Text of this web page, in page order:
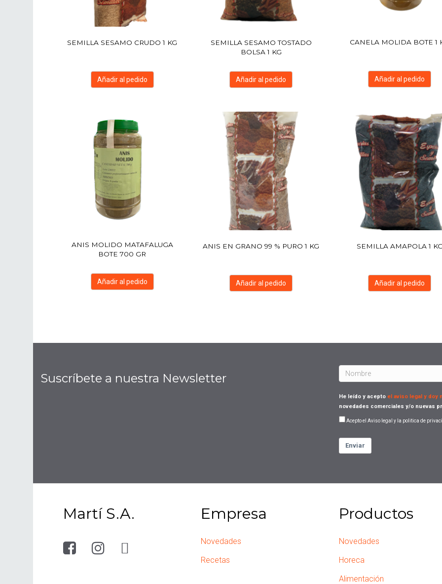
SEMILLA SESAMO CRUDO 1 KG
Añadir al pedido
SEMILLA SESAMO TOSTADO
BOLSA 1 KG
Añadir al pedido
CANELA MOLIDA BOTE 1
Añadir al pedido
ANIS MOLIDO MATAFALUGA
BOTE 700 GR
Añadir al pedido
ANIS EN GRANO 99 % PURO 1 KG
Añadir al pedido
SEMILLA AMAPOLA 1
Añadir al pedido
Suscríbete a nuestra Newsletter
He leído y acepto el aviso legal y doy
novedades comerciales y/o nuevas
Acepto el Aviso legal y la politica de
Enviar
Martí S.A. Empresa
Novedades
Recetas
Productos
Novedades
Horeca
Alimentación